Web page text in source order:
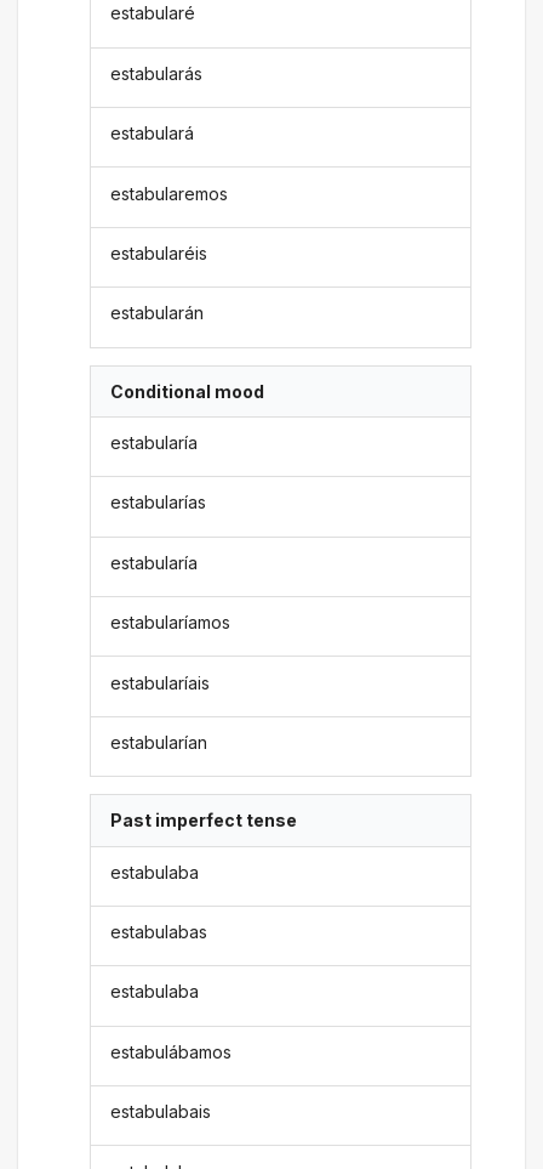
estabularé
estabularás
estabulará
estabularemos
estabularéis
estabularán
Conditional mood
estabularía
estabularías
estabularía
estabularíamos
estabularíais
estabularían
Past imperfect tense
estabulaba
estabulabas
estabulaba
estabulábamos
estabulabais